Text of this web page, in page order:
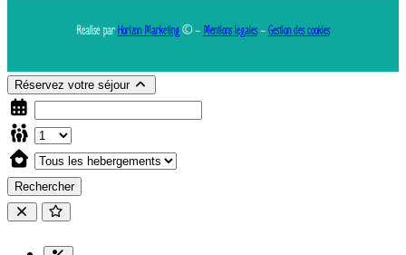
Réalisé parHorizon Marketing© – Mentions légales–Gestion des cookies
Réservez votre séjour
Rechercher